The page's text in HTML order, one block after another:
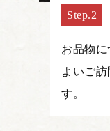
お品物
よいご
す。